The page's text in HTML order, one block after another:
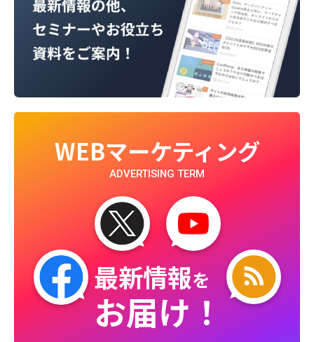
WEBマーケティング
ADVERTISING TERM
最新情報を
お届け！